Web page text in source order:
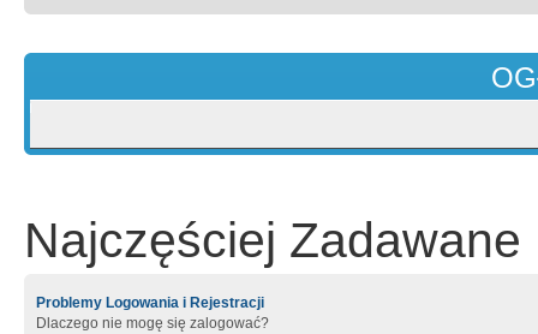
Najczęściej Zadawane
Problemy Logowania i Rejestracji
Dlaczego nie mogę się zalogować?